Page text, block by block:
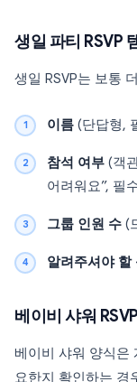
생일 파티 RSVP
생일 RSVP는 보통
이름 (단답형,
참석 여부 (객
어려워요”, 필
그룹 인원 수 (
알려주셔야 할
베이비 샤워
베이비 샤워 양식은
요한지 확인하는 경